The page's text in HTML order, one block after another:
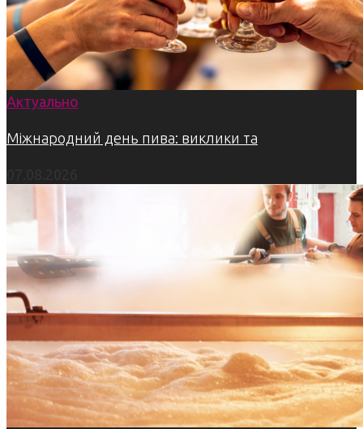
Актуально
Міжнародний день пива: виклики та